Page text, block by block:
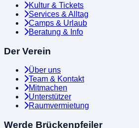
Kultur & Tickets
Services & Alltag
Camps & Urlaub
Beratung & Info
Der Verein
Über uns
Team & Kontakt
Mitmachen
Unterstützer
Raumvermietung
Werde Brückenpfeiler